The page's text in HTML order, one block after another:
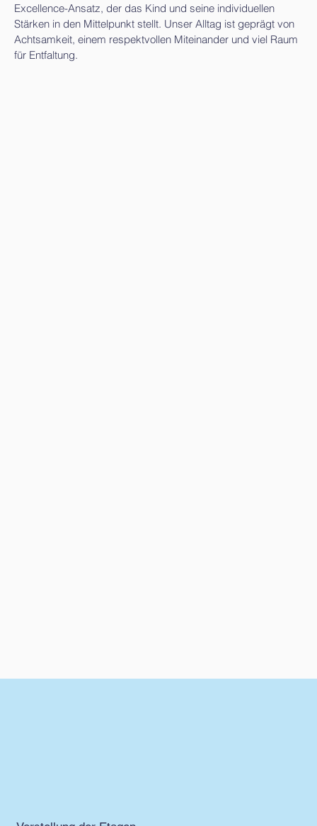
Excellence-Ansatz, der das Kind und seine individuellen
Stärken in den Mittelpunkt stellt. Unser Alltag ist geprägt von
Achtsamkeit, einem respektvollen Miteinander und viel Raum
für Entfaltung.